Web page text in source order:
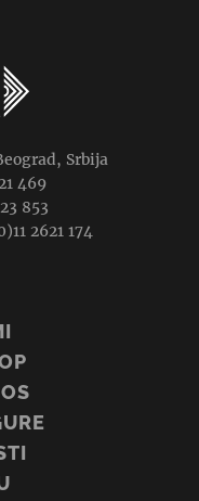
Srbija
469
853
2621 174